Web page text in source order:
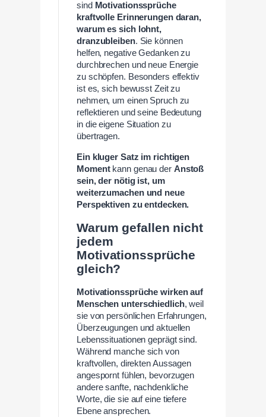
sind Motivationssprüche
kraftvolle Erinnerungen daran,
warum es sich lohnt,
dranzubleiben. Sie können
helfen, negative Gedanken zu
durchbrechen und neue Energie
zu schöpfen. Besonders effektiv
ist es, sich bewusst Zeit zu
nehmen, um einen Spruch zu
reflektieren und seine Bedeutung
in die eigene Situation zu
übertragen.
Ein kluger Satz im richtigen
Moment kann genau der Anstoß
sein, der nötig ist, um
weiterzumachen und neue
Perspektiven zu entdecken.
Warum gefallen nicht
jedem
Motivationssprüche
gleich?
Motivationssprüche wirken auf
Menschen unterschiedlich, weil
sie von persönlichen Erfahrungen,
Überzeugungen und aktuellen
Lebenssituationen geprägt sind.
Während manche sich von
kraftvollen, direkten Aussagen
angespornt fühlen, bevorzugen
andere sanfte, nachdenkliche
Worte, die sie auf eine tiefere
Ebene ansprechen.